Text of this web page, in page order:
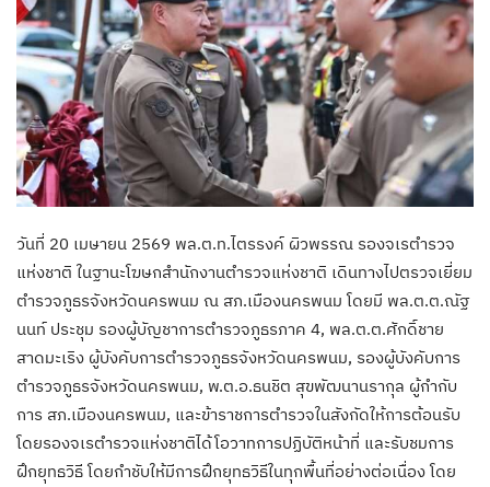
วันที่ 20 เมษายน 2569 พล.ต.ท.ไตรรงค์ ผิวพรรณ รองจเรตำรวจ
แห่งชาติ ในฐานะโฆษกสำนักงานตำรวจแห่งชาติ เดินทางไปตรวจเยี่ยม
ตำรวจภูธรจังหวัดนครพนม ณ สภ.เมืองนครพนม โดยมี พล.ต.ต.ณัฐ
นนท์ ประชุม รองผู้บัญชาการตำรวจภูธรภาค 4, พล.ต.ต.ศักดิ์ชาย
สาดมะเริง ผู้บังคับการตำรวจภูธรจังหวัดนครพนม, รองผู้บังคับการ
ตำรวจภูธรจังหวัดนครพนม, พ.ต.อ.ธนชิต สุขพัฒนานรากุล ผู้กำกับ
การ สภ.เมืองนครพนม, และข้าราชการตำรวจในสังกัดให้การต้อนรับ
โดยรองจเรตำรวจแห่งชาติได้โอวาทการปฏิบัติหน้าที่ และรับชมการ
ฝึกยุทธวิธี โดยกำชับให้มีการฝึกยุทธวิธีในทุกพื้นที่อย่างต่อเนื่อง โดย